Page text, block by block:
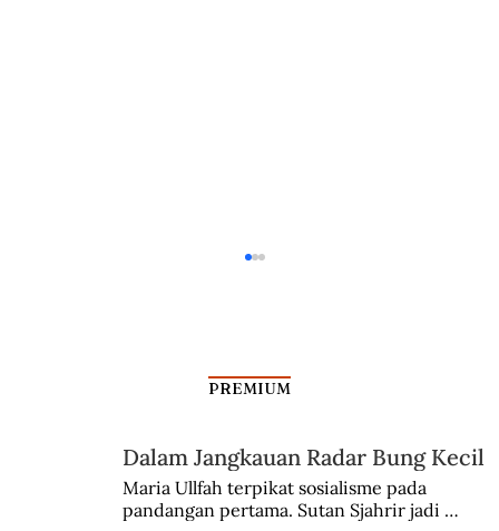
Operasi Monte Carlo, Misi Intelijen Koes
PREMIUM
Dalam Jangkauan Radar Bung Kecil
Maria Ullfah terpikat sosialisme pada
pandangan pertama. Sutan Sjahrir jadi